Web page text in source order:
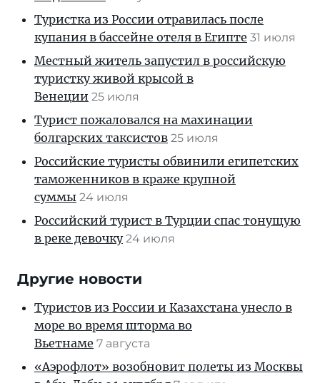
Туристка из России отравилась после
купания в бассейне отеля в Египте 31 июля
Местный житель запустил в российскую
туристку живой крысой в
Венеции 25 июля
Турист пожаловался на махинации
болгарских таксистов 25 июля
Российские туристы обвинили египетских
таможенников в краже крупной
суммы 24 июля
Российский турист в Турции спас тонущую
в реке девочку 24 июля
Другие новости
Туристов из России и Казахстана унесло в
море во время шторма во
Вьетнаме 7 августа
«Аэрофлот» возобновит полеты из Москвы